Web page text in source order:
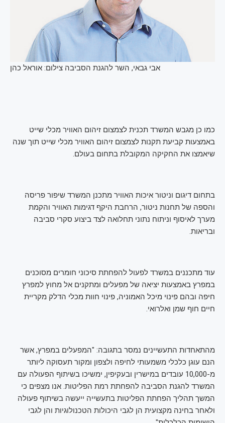
אבי גבאי, השר להגנת הסביבה צילום: אוראל כהן
כמו כן מגבש המשרד תכנית לצמצום זיהום האוויר מכלי שייט
באמצעות קביעת תקנות לצמצום זיהום האוויר מכלי שייט תוך שנה
שיאמצו את החקיקה המקובלת בתחום בעולם.
בתחום דיגום וניטור איכות האוויר מתכנן המשרד שיפור פריסה
והספה של תחנות ניטור, הרחבת היקף דגימות האוויר והקמת
מערך לאיסוף וניתוח נתוני תחלואה לצד ביצוע סקרי סביבה
ובריאות.
עוד מתכננים במשרד לפעול להפחתת סיכוני חומרים מסוכנים
במפרץ באמצעות יציאה של מפעלים ומתקנים אל מחוץ למפרץ
חיפה ובהם פינוי מיכל האמוניה, פינוי חוות מכלי הדלק מקריית
חיים חוף שמן ואלרואי.
מהתאחדות התעשיינים נמסר בתגובה: "המפעלים במפרץ, אשר
הנם עוגן כלכלי משמעותי לחיפה ולצפון ומקור תעסוקה ליותר
מ-10,000 עובדים במישרין ובעקיפין, ימשיכו בשיתוף הפעולה עם
המשרד להגנת הסביבה להפחתת רמת הפליטות. אנו מצפים כי
המשך תהליך הפחתת הפליטות בתעשייה ייעשה בשיתוף פעולה
ולאחר בחינה מקצועית הן לגבי היכולות הטכנולוגיות והן לגבי